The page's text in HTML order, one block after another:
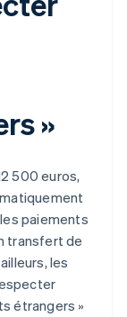
»
500 euros,
paiements
transfert de
les
étrangers »